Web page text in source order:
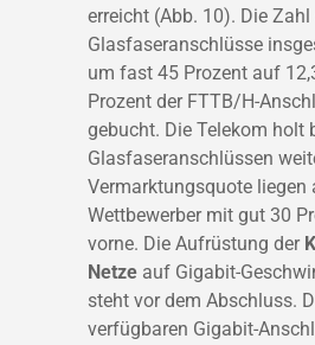
erreicht (Abb. 10). Die Zahl
Glasfaseranschlüsse
um fast 45 Prozent auf
Prozent der FTTB/H-
gebucht. Die Telekom holt
Glasfaseranschlüssen
Vermarktungsquote liegen
Wettbewerber mit gut 30
vorne. Die Aufrüstung der
Netze auf Gigabit-
steht vor dem Abschluss.
verfügbaren Gigabit-